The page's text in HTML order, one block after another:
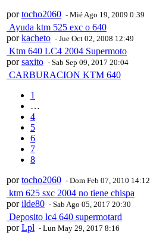
portocho2060 - Mié Ago 19, 2009 0:39
Ayuda ktm 525 exc o 640
porkacheto - Jue Oct 02, 2008 12:49
Ktm 640 LC4 2004 Supermoto
porsaxito - Sab Sep 09, 2017 20:04
CARBURACION KTM 640
1
…
4
5
6
7
8
portocho2060 - Dom Feb 07, 2010 14:12
ktm 625 sxc 2004 no tiene chispa
porilde80 - Sab Ago 05, 2017 20:30
Deposito lc4 640 supermotard
porLpl - Lun May 29, 2017 8:16